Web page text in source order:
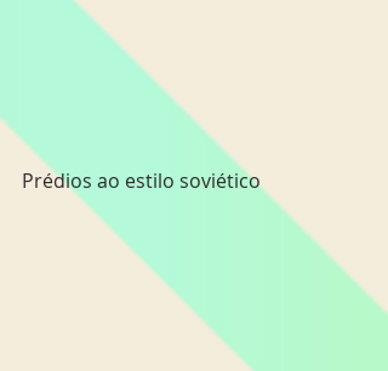
Prédios ao estilo soviético